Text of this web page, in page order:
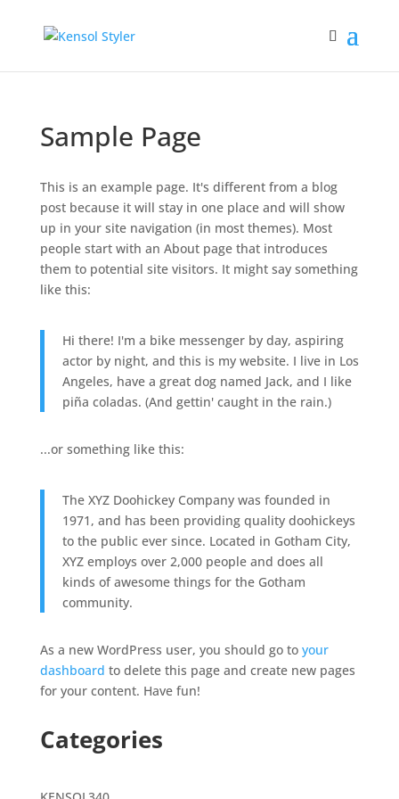
Sample Page
This is an example page. It's different from a blog
post because it will stay in one place and will show
up in your site navigation (in most themes). Most
people start with an About page that introduces
them to potential site visitors. It might say something
like this:
Hi there! I'm a bike messenger by day, aspiring
actor by night, and this is my website. I live in Los
Angeles, have a great dog named Jack, and I like
piña coladas. (And gettin' caught in the rain.)
...or something like this:
The XYZ Doohickey Company was founded in
1971, and has been providing quality doohickeys
to the public ever since. Located in Gotham City,
XYZ employs over 2,000 people and does all
kinds of awesome things for the Gotham
community.
As a new WordPress user, you should go to your
dashboard to delete this page and create new pages
for your content. Have fun!
Categories